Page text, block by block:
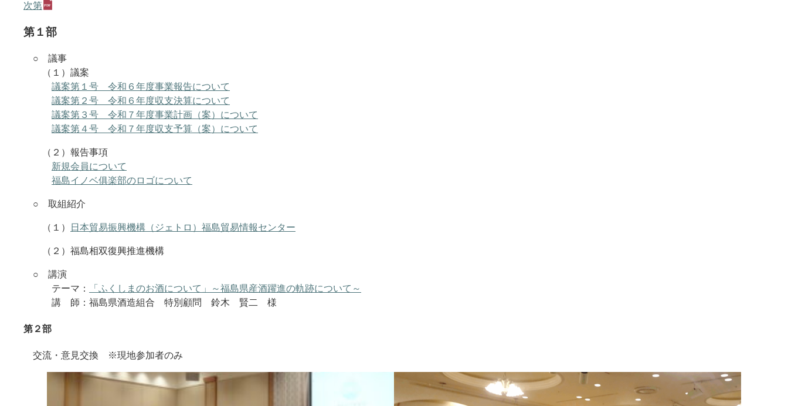
次第
第１部
○ 議事
（１）議案
議案第１号 令和６年度事業報告について
議案第２号 令和６年度収支決算について
議案第３号 令和７年度事業計画（案）について
議案第４号 令和７年度収支予算（案）について
（２）報告事項
新規会員について
福島イノベ俱楽部のロゴについて
○ 取組紹介
（１） 日本貿易振興機構（ジェトロ）福島貿易情報センター
（２）福島相双復興推進機構
○ 講演
テーマ：
「ふくしまのお酒について」～福島県産酒躍進の軌跡について～
講 師：福島県酒造組合 特別顧問 鈴木 賢二 様
第２部
交流・意見交換 ※現地参加者のみ